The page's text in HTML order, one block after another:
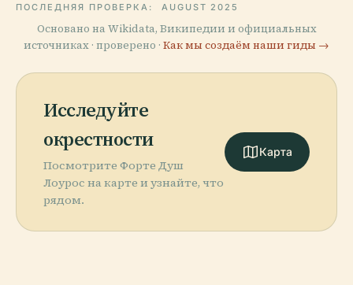
ПОСЛЕДНЯЯ ПРОВЕРКА: AUGUST 2025
Основано на Wikidata, Википедии и официальных
источниках · проверено · Как мы создаём наши гиды →
Исследуйте
окрестности
Посмотрите Форте Душ
Лоурос на карте и узнайте, что
рядом.
Карта